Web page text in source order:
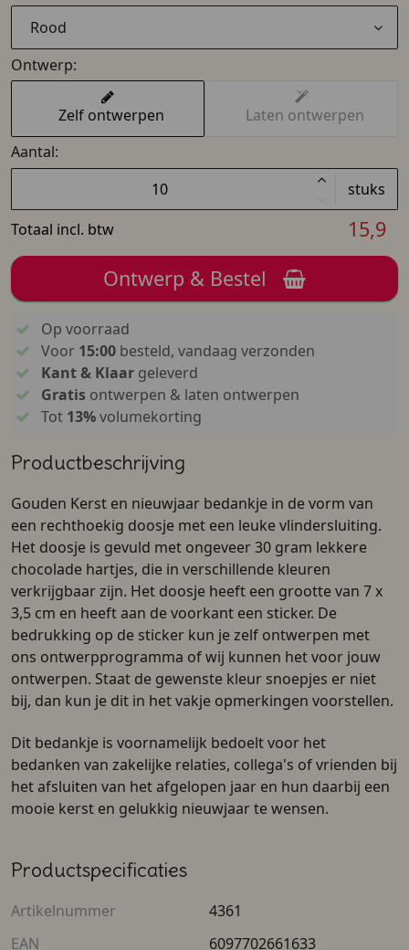
Rood
Ontwerp:
Zelf ontwerpen
Laten ontwerpen
Aantal:
stuks
Totaal incl. btw
15,9
Ontwerp & Bestel
Op voorraad
Voor 15:00besteld, vandaag verzonden
Kant & Klaargeleverd
Gratisontwerpen & laten ontwerpen
Tot 13%volumekorting
Productbeschrijving
Gouden Kerst en nieuwjaar bedankje in de vorm van
een rechthoekig doosje met een leuke vlindersluiting.
Het doosje is gevuld met ongeveer 30 gram lekkere
chocolade hartjes, die in verschillende kleuren
verkrijgbaar zijn. Het doosje heeft een grootte van 7 x
3,5 cm en heeft aan de voorkant een sticker. De
bedrukking op de sticker kun je zelf ontwerpen met
ons ontwerpprogramma of wij kunnen het voor jouw
ontwerpen. Staat de gewenste kleur snoepjes er niet
bij, dan kun je dit in het vakje opmerkingen voorstellen.
Dit bedankje is voornamelijk bedoelt voor het
bedanken van zakelijke relaties, collega's of vrienden bij
het afsluiten van het afgelopen jaar en hun daarbij een
mooie kerst en gelukkig nieuwjaar te wensen.
Productspecificaties
Artikelnummer
4361
EAN
6097702661633